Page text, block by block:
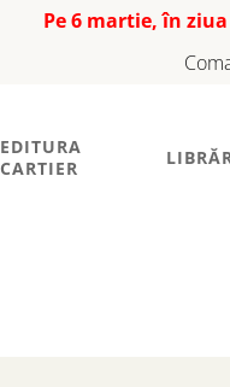
Pe 6 martie, în
EDITURA
CARTIER